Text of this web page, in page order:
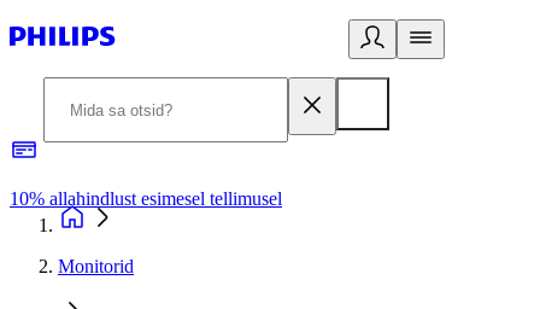
10% allahindlust esimesel tellimusel
Monitorid